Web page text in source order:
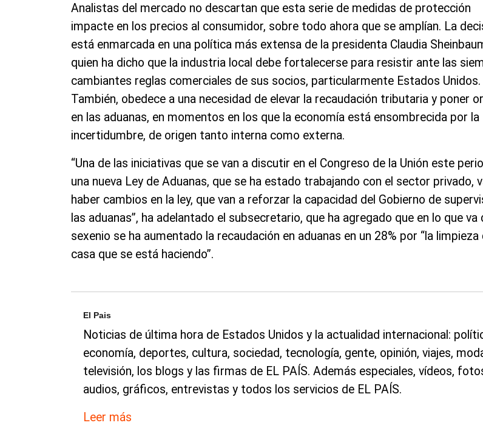
Analistas del mercado no descartan que esta serie de medidas de protección
impacte en los precios al consumidor, sobre todo ahora que se amplían. La
está enmarcada en una política más extensa de la presidenta Claudia
quien ha dicho que la industria local debe fortalecerse para resistir ante las
cambiantes reglas comerciales de sus socios, particularmente Estados Unidos.
También, obedece a una necesidad de elevar la recaudación tributaria y poner
en las aduanas, en momentos en los que la economía está ensombrecida por la
incertidumbre, de origen tanto interna como externa.
“Una de las iniciativas que se van a discutir en el Congreso de la Unión este
una nueva Ley de Aduanas, que se ha estado trabajando con el sector privado,
haber cambios en la ley, que van a reforzar la capacidad del Gobierno de
las aduanas”, ha adelantado el subsecretario, que ha agregado que en lo que va
sexenio se ha aumentado la recaudación en aduanas en un 28% por “la limpieza
casa que se está haciendo”.
El Pais
Noticias de última hora de Estados Unidos y la actualidad internacional:
economía, deportes, cultura, sociedad, tecnología, gente, opinión, viajes,
televisión, los blogs y las firmas de EL PAÍS. Además especiales, vídeos,
audios, gráficos, entrevistas y todos los servicios de EL PAÍS.
Leer más